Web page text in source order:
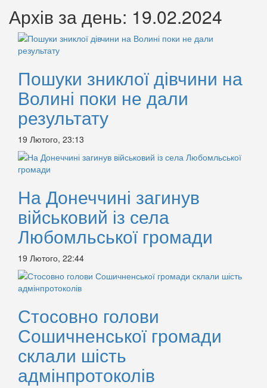
Архів за день: 19.02.2024
Пошуки зниклої дівчини на
Волині поки не дали
результату
19 Лютого, 23:13
На Донеччині загинув
військовий із села
Любомльської громади
19 Лютого, 22:44
Стосовно голови
Сошичненської громади
склали шість
адмінпротоколів